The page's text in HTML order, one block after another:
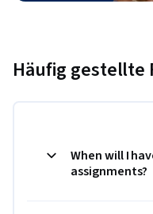
Häufig gestellte
When will I
assignments?